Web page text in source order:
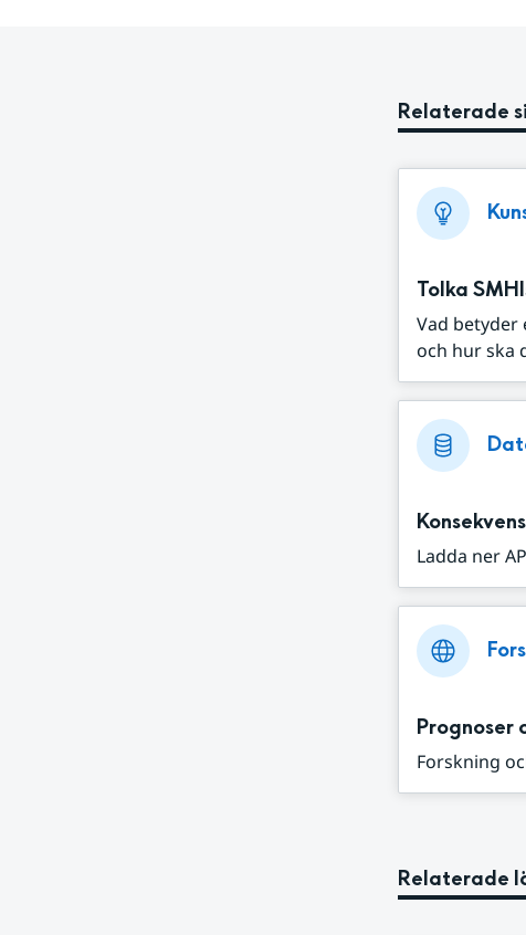
Relaterade
Tolka
Vad betyder
och hur ska
Ladda ner
Prognoser
Forskning
Relaterade